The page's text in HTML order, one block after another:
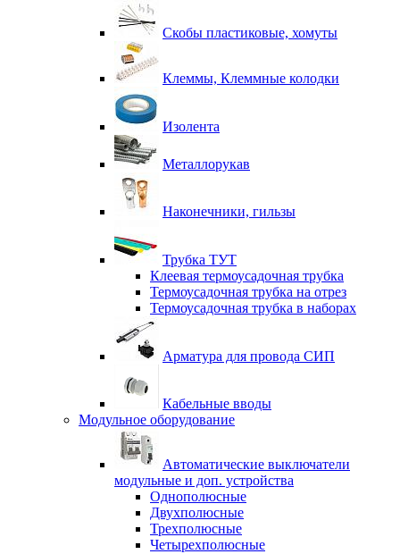
Скобы пластиковые, хомуты
Клеммы, Клеммные колодки
Изолента
Металлорукав
Наконечники, гильзы
Трубка ТУТ
Клеевая термоусадочная трубка
Термоусадочная трубка на отрез
Термоусадочная трубка в наборах
Арматура для провода СИП
Кабельные вводы
Модульное оборудование
Автоматические выключатели
модульные и доп. устройства
Однополюсные
Двухполюсные
Трехполюсные
Четырехполюсные